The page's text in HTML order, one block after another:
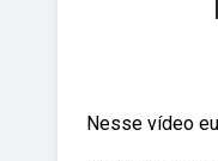
Nesse vídeo